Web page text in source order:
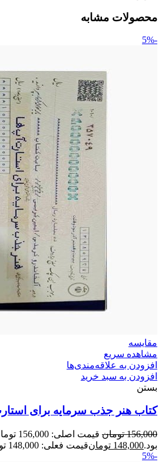
محصولات مشابه
-5%
مقایسه
مشاهده سریع
افزودن به علاقه‌مندی‌ها
افزودن به سبد خرید
بستن
کتاب هنر جذب سرمایه برای
156,000 تومان
قیمت اصلی:
بود.148,000 تومانقیمت فعلی: 148,000 تومان.
-5%